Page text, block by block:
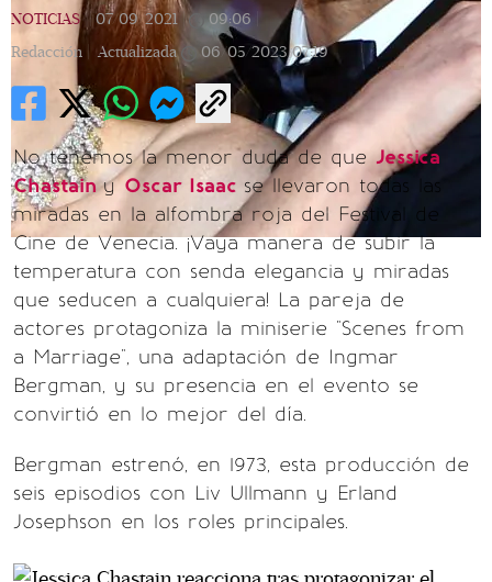
NOTICIAS 07/09/2021 | 09:06
Redacción |
Actualizada 06/05/2023 07:19
No tenemos la menor duda de queJessica
ChastainyOscar Isaac se llevaron todas las
miradas en la alfombra roja del Festival de
Cine de Venecia. ¡Vaya manera de subir la
temperatura con senda elegancia y miradas
que seducen a cualquiera! La pareja de
actores protagoniza la miniserie "Scenes from
a Marriage", una adaptación de Ingmar
Bergman, y su presencia en el evento se
convirtió en lo mejor del día.
Bergman estrenó, en 1973, esta producción de
seis episodios con Liv Ullmann y Erland
Josephson en los roles principales.